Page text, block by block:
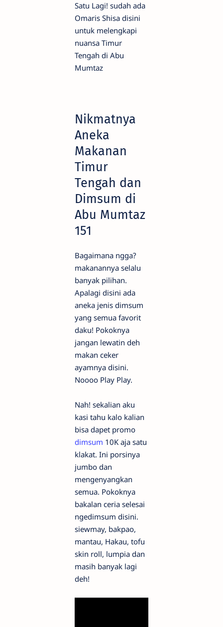
Satu Lagi! sudah ada
Omaris Shisa disini
untuk melengkapi
nuansa Timur
Tengah di Abu
Mumtaz
Nikmatnya
Aneka
Makanan
Timur
Tengah dan
Dimsum di
Abu Mumtaz
151
Bagaimana ngga?
makanannya selalu
banyak pilihan.
Apalagi disini ada
aneka jenis dimsum
yang semua favorit
daku! Pokoknya
jangan lewatin deh
makan ceker
ayamnya disini.
Noooo Play Play.
Nah! sekalian aku
kasi tahu kalo kalian
bisa dapet promo
dimsum 10K aja satu
klakat. Ini porsinya
jumbo dan
mengenyangkan
semua. Pokoknya
bakalan ceria selesai
ngedimsum disini.
siewmay, bakpao,
mantau, Hakau, tofu
skin roll, lumpia dan
masih banyak lagi
deh!